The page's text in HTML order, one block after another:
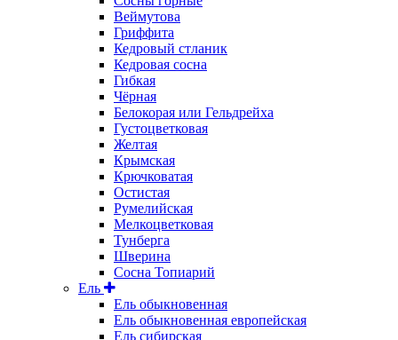
Веймутова
Гриффита
Кедровый стланик
Кедровая сосна
Гибкая
Чёрная
Белокорая или Гельдрейха
Густоцветковая
Желтая
Крымская
Крючковатая
Остистая
Румелийская
Мелкоцветковая
Тунберга
Шверина
Сосна Топиарий
Ель
Ель обыкновенная
Ель обыкновенная европейская
Ель сибирская